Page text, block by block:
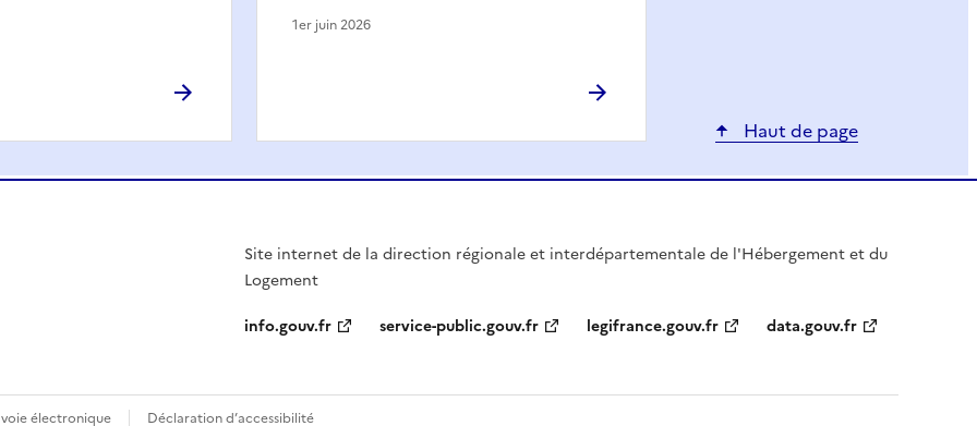
1er juin 2026
Haut de page
Site internet de la direction régionale et interdépartementale de l'Hébergement et du
Logement
info.gouv.fr
service-public.gouv.fr legifrance.gouv.fr data.gouv.fr
voie électronique Déclaration d’accessibilité